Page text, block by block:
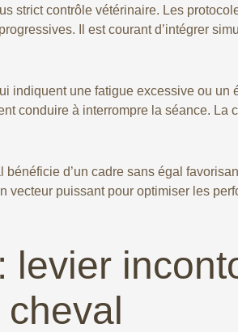
strict contrôle vétérinaire. Les
Il est courant d’intégrer
indiquent une fatigue excessive ou un
conduire à interrompre la séance.
d’un cadre sans égal
puissant pour optimiser les
levier